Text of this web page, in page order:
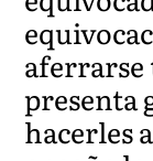
aferrarse
presenta
hacerles